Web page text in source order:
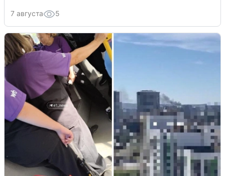
7 августа 5